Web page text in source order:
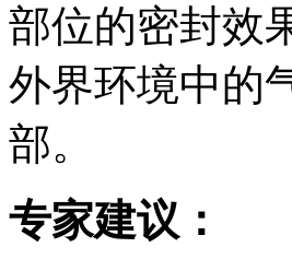
部位的密封效
外界环境中的
部。
专家建议：